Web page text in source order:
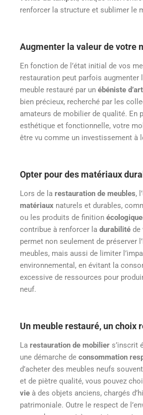
renforcer la structure et sublimer le
Augmenter la valeur de votre
En fonction de l’état initial de vos
restauration peut parfois augmenter
meuble restauré par un ébéniste d’art
bien précieux, recherché par les
amateurs de mobilier de qualité. En
esthétique et fonctionnelle, votre
être vu comme un investissement à
Opter pour des matériaux
Lors de la restauration de meubles,
matériaux naturels et durables,
ou les produits de finition
contribue à renforcer la durabilité de
permet non seulement de préserver
meubles, mais aussi de limiter
environnemental, en évitant la
excessive de ressources pour
neuf.
Un meuble restauré, un choix
La restauration de mobilier s’inscrit
une démarche de consommation
d’acheter des meubles neufs
et de piètre qualité, vous pouvez
vie à des objets anciens, chargés
patrimoniale. Outre le respect de